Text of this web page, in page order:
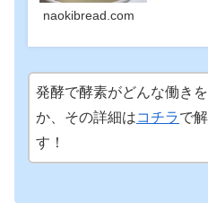
ます。この
naokibread.com
発酵で酵素がどんな働き
か、その詳細はコチラで
す！